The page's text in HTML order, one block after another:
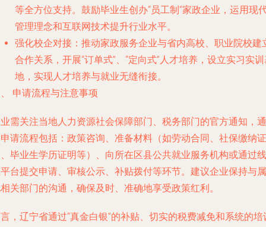
等全方位支持。鼓励毕业生创办“员工制”家政企业，运用现
管理理念和互联网技术提升行业水平。
强化校企对接 ：推动家政服务企业与省内高校、职业院校建
合作关系，开展“订单式”、“定向式”人才培养，设立实习实
地，实现人才培养与就业无缝衔接。
申请流程与注意事项
需关注当地人力资源社会保障部门、税务部门的官方通知，通
请流程包括：政策咨询、准备材料（如劳动合同、社保缴纳证
毕业生学历证明等）、向所在区县公共就业服务机构或通过线
台提交申请、审核公示、补贴拨付等环节。建议企业保持与属
关部门的沟通，确保及时、准确地享受政策红利。
，辽宁省通过“真金白银”的补贴、切实的税费减免和系统的培